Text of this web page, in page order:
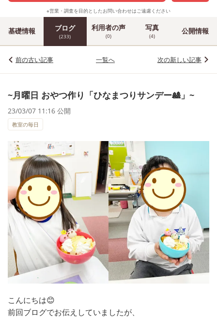
※営業・調査を目的としたお問い合わせはご遠慮ください
基礎情報 ブログ
(233)
利用者の声
(0)
写真
(4)
公開情報
前の古い記事 一覧へ 次の新しい記事
~月曜日 おやつ作り「ひなまつりサンデー🎎」~
23/03/07 11:16 公開
教室の毎日
こんにちは😊
前回ブログでお伝えしていましたが、